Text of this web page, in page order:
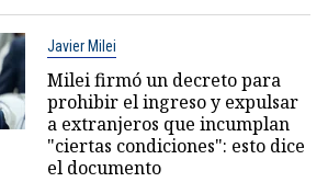
Javier Milei
Milei firmó un decreto para
prohibir el ingreso y expulsar
a extranjeros que incumplan
"ciertas condiciones": esto dice
el documento